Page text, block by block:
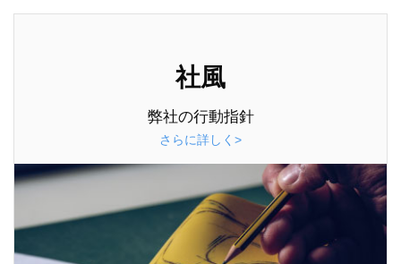
社風
弊社の行動指針
さらに詳しく>